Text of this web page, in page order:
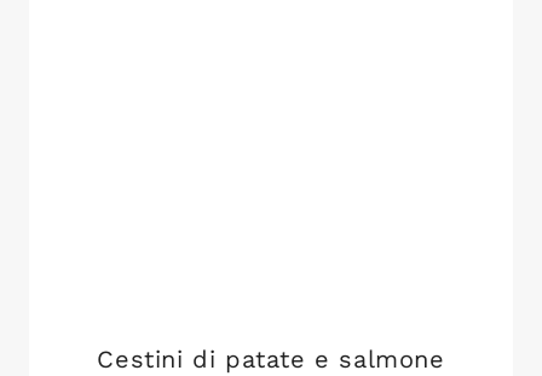
Cestini di patate e salmone